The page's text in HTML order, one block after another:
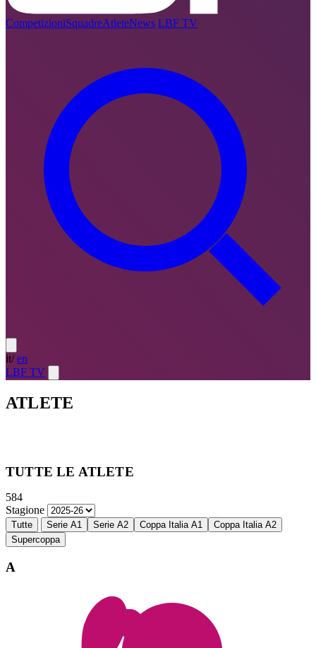
CompetizioniSquadreAtleteNews LBF TV
it/ en
LBF TV
ATLETE
TUTTE LE ATLETE
584
Stagione
Tutte Serie A1 Serie A2 Coppa Italia A1
Coppa Italia A2
Supercoppa
A